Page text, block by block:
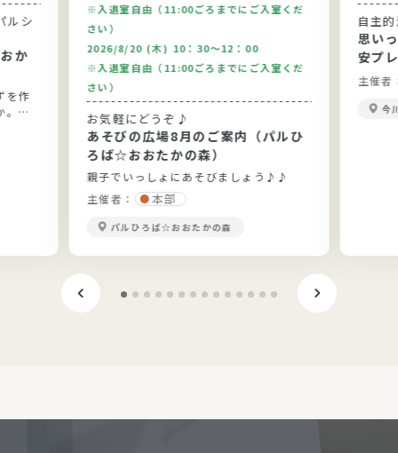
ルシ
を作
。今
※入退室自由（11:00ごろまでにご入室くだ
さい）
2026/8/20 (木) 10：30～12：00
※入退室自由（11:00ごろまでにご入室くだ
さい）
お気軽にどうぞ♪
あそびの広場8月のご案内（パルひ
ろば☆おおたかの森）
親子でいっしょにあそびましょう♪♪
主催者：
本部
パルひろば☆おおたかの森
自主
思い
安プ
主催者
今